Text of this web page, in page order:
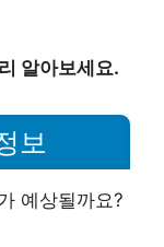
알아보세요.
보
예상될까요?